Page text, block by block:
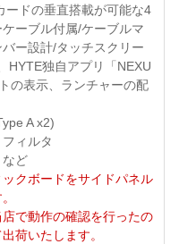
ードの垂直搭載が可能な4
ーブル付属/ケーブルマ
ー設計/タッチスクリー
HYTE独自アプリ「NEXU
の表示、ランチャーの配
A x2)
ィルタ
ど
クボードをサイドパネル
で動作の確認を行ったの
荷いたします。